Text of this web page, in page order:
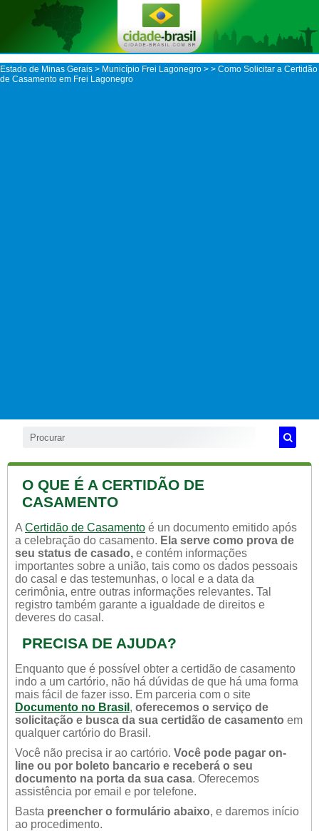
Estado de Minas Gerais > Município Frei Lagonegro > > Como Solicitar a Certidão
de Casamento em Frei Lagonegro
O QUE É A CERTIDÃO DE
CASAMENTO
A Certidão de Casamento é un documento emitido após
a celebração do casamento. Ela serve como prova de
seu status de casado, e contém informações
importantes sobre a união, tais como os dados pessoais
do casal e das testemunhas, o local e a data da
cerimônia, entre outras informações relevantes. Tal
registro também garante a igualdade de direitos e
deveres do casal.
PRECISA DE AJUDA?
Enquanto que é possível obter a certidão de casamento
indo a um cartório, não há dúvidas de que há uma forma
mais fácil de fazer isso. Em parceria com o site
Documento no Brasil , oferecemos o serviço de
solicitação e busca da sua certidão de casamento em
qualquer cartório do Brasil.
Você não precisa ir ao cartório. Você pode pagar on-
line ou por boleto bancario e receberá o seu
documento na porta da sua casa. Oferecemos
assistência por email e por telefone.
Basta preencher o formulário abaixo, e daremos início
ao procedimento.